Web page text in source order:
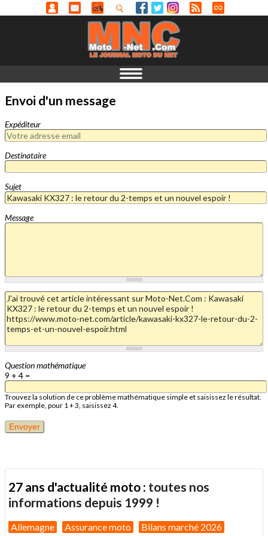
Envoi d'un message
Expéditeur
Destinataire
Sujet
Message
Question mathématique
9 + 4 =
Trouvez la solution de ce problème mathématique simple et saisissez le résultat.
Par exemple, pour 1 + 3, saisissez 4.
27 ans d'actualité moto : toutes nos
informations depuis 1999 !
Allemagne Assurance moto Bilans marché 2026